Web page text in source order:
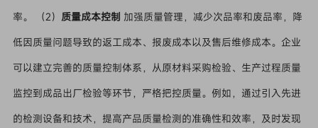
率。 （2） 质量成本控制 加强质量管理，减少次品率和废品率，降
低因质量问题导致的返工成本、报废成本以及售后维修成本。企业
可以建立完善的质量控制体系，从原材料采购检验、生产过程质量
监控到成品出厂检验等环节，严格把控质量。例如，通过引入先进
的检测设备和技术，提高产品质量检测的准确性和效率，及时发现